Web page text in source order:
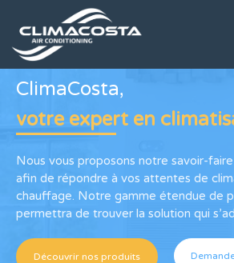
ClimaCosta,
votre expert en
Nous vous proposons notre savoir-
afin de répondre à vos attentes de
chauffage. Notre gamme étendue de
permettra de trouver la solution qui
Découvrir nos produits